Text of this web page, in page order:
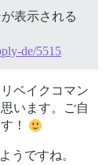
表示される
de/5515
ベイクコマン
います。ご自
！
うですね。